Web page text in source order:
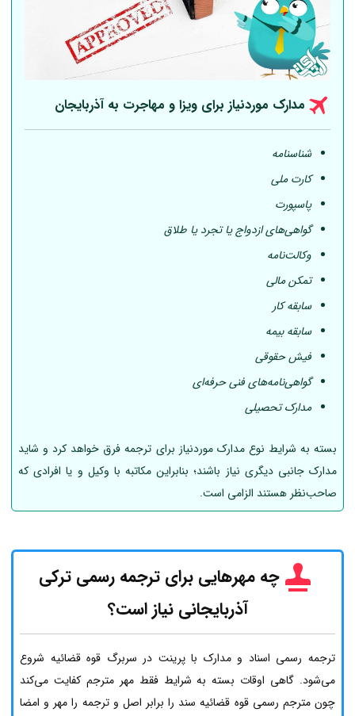
مدارک موردنیاز برای ویزا و مهاجرت به آذربایجان
شناسنامه
کارت ملی
پاسپورت
گواهی‌های ازدواج یا تجرد یا طلاق
وکالت‌نامه
تمکن مالی
سابقه کار
سابقه بیمه
فیش حقوقی
گواهی‌نامه‌های فنی حرفه‌ای
مدارک تحصیلی
بسته به شرایط نوع مدارک موردنیاز برای ترجمه فرق خواهد کرد و شاید
مدارک جانبی دیگری نیاز باشند؛ بنابراین مکاتبه با وکیل و یا افرادی که
صاحب‌نظر هستند الزامی است.
چه مهرهایی برای ترجمه رسمی ترکی
آذربایجانی نیاز است؟
ترجمه رسمی اسناد و مدارک با پرینت در سربرگ قوه قضائیه شروع
می‌شود. گاهی اوقات بسته به شرایط فقط مهر مترجم کفایت می‌کند
چون مترجم رسمی قوه قضائیه سند را برابر اصل و ترجمه را مهر و امضا